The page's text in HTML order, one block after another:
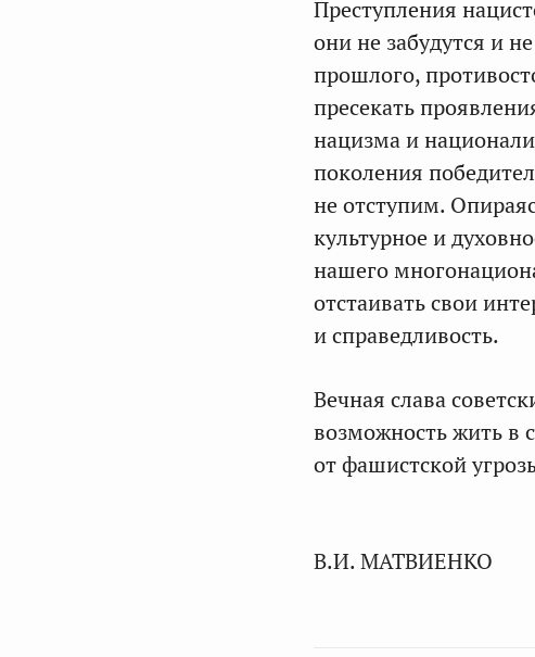
Преступления
они не забудутся и
прошлого,
пресекать
нацизма и
поколения
не отступим.
культурное и
нашего
отстаивать свои
и справедливость.
Вечная слава
возможность жить в
от фашистской
В.И. МАТВИЕНКО